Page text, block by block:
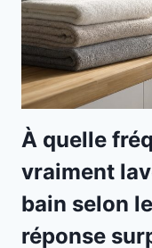
À quelle
vraiment
bain selon
réponse